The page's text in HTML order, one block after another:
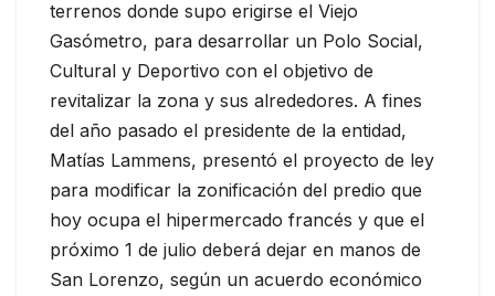
terrenos donde supo erigirse el Viejo
Gasómetro, para desarrollar un Polo Social,
Cultural y Deportivo con el objetivo de
revitalizar la zona y sus alrededores. A fines
del año pasado el presidente de la entidad,
Matías Lammens, presentó el proyecto de ley
para modificar la zonificación del predio que
hoy ocupa el hipermercado francés y que el
próximo 1 de julio deberá dejar en manos de
San Lorenzo, según un acuerdo económico